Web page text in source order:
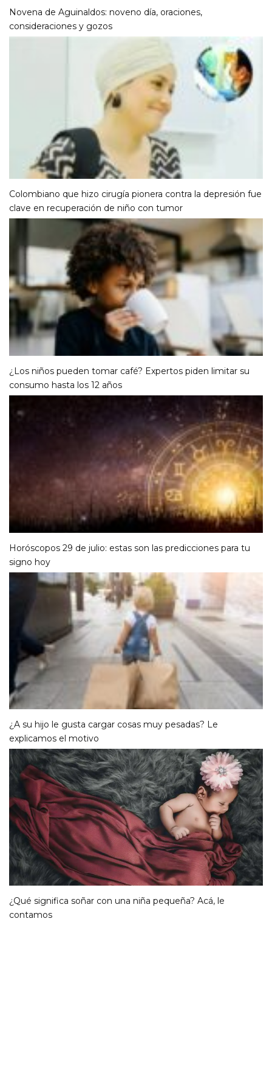
Novena de Aguinaldos: noveno día, oraciones,
consideraciones y gozos
Colombiano que hizo cirugía pionera contra la depresión fue
clave en recuperación de niño con tumor
¿Los niños pueden tomar café? Expertos piden limitar su
consumo hasta los 12 años
Horóscopos 29 de julio: estas son las predicciones para tu
signo hoy
¿A su hijo le gusta cargar cosas muy pesadas? Le
explicamos el motivo
¿Qué significa soñar con una niña pequeña? Acá, le
contamos